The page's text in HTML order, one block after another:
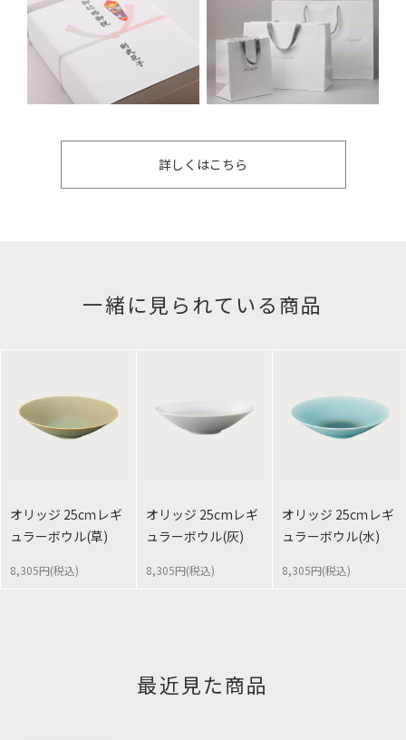
詳しくはこちら
一緒に見られている商品
オリッジ 25cｍレギ
ュラーボウル(草)
8,305円(税込)
オリッジ 25cmレギ
ュラーボウル(灰)
8,305円(税込)
オリッジ 25cｍレギ
ュラーボウル(水)
8,305円(税込)
最近見た商品